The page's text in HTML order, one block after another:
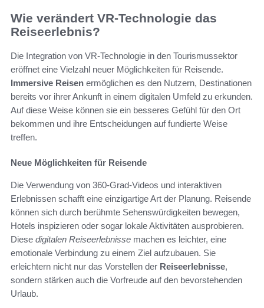
Wie verändert VR-Technologie das
Reiseerlebnis?
Die Integration von VR-Technologie in den Tourismussektor
eröffnet eine Vielzahl neuer Möglichkeiten für Reisende.
Immersive Reisen ermöglichen es den Nutzern, Destinationen
bereits vor ihrer Ankunft in einem digitalen Umfeld zu erkunden.
Auf diese Weise können sie ein besseres Gefühl für den Ort
bekommen und ihre Entscheidungen auf fundierte Weise
treffen.
Neue Möglichkeiten für Reisende
Die Verwendung von 360-Grad-Videos und interaktiven
Erlebnissen schafft eine einzigartige Art der Planung. Reisende
können sich durch berühmte Sehenswürdigkeiten bewegen,
Hotels inspizieren oder sogar lokale Aktivitäten ausprobieren.
Diese digitalen Reiseerlebnisse machen es leichter, eine
emotionale Verbindung zu einem Ziel aufzubauen. Sie
erleichtern nicht nur das Vorstellen der Reiseerlebnisse,
sondern stärken auch die Vorfreude auf den bevorstehenden
Urlaub.